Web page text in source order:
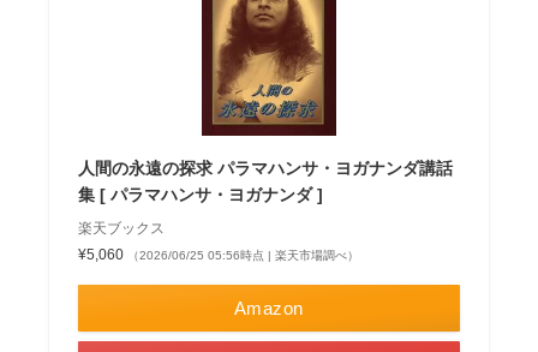
人間の永遠の探求 パラマハンサ・ヨガナンダ講話
集 [ パラマハンサ・ヨガナンダ ]
楽天ブックス
¥5,060
（2026/06/25 05:56時点 | 楽天市場調べ）
Amazon